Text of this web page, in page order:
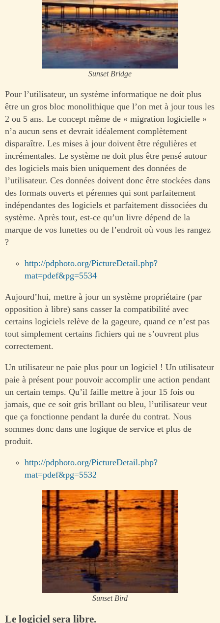
Sunset Bridge
Pour l’utilisateur, un système informatique ne doit plus
être un gros bloc monolithique que l’on met à jour tous les
2 ou 5 ans. Le concept même de « migration logicielle »
n’a aucun sens et devrait idéalement complètement
disparaître. Les mises à jour doivent être régulières et
incrémentales. Le système ne doit plus être pensé autour
des logiciels mais bien uniquement des données de
l’utilisateur. Ces données doivent donc être stockées dans
des formats ouverts et pérennes qui sont parfaitement
indépendantes des logiciels et parfaitement dissociées du
système. Après tout, est-ce qu’un livre dépend de la
marque de vos lunettes ou de l’endroit où vous les rangez
?
http://pdphoto.org/PictureDetail.php?
mat=pdef&pg=5534
Aujourd’hui, mettre à jour un système propriétaire (par
opposition à libre) sans casser la compatibilité avec
certains logiciels relève de la gageure, quand ce n’est pas
tout simplement certains fichiers qui ne s’ouvrent plus
correctement.
Un utilisateur ne paie plus pour un logiciel ! Un utilisateur
paie à présent pour pouvoir accomplir une action pendant
un certain temps. Qu’il faille mettre à jour 15 fois ou
jamais, que ce soit gris brillant ou bleu, l’utilisateur veut
que ça fonctionne pendant la durée du contrat. Nous
sommes donc dans une logique de service et plus de
produit.
http://pdphoto.org/PictureDetail.php?
mat=pdef&pg=5532
Sunset Bird
Le logiciel sera libre.